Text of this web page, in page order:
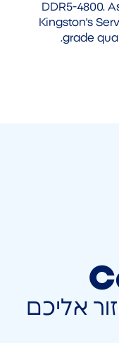
DDR5-4800.
Kingston's
grade
אליכם